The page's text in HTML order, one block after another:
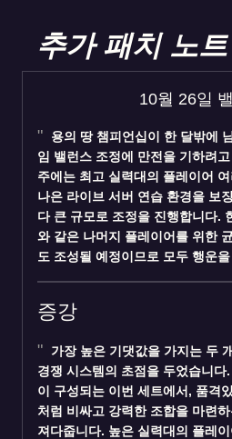
추가 패치 노트
10월 26일
용의 땅 챔피언십이 한 달밖에
임 밸런스 조정에 만전을 기하려
주에는 최고 실력대의 플레이어
나은 라이브 서버 연습 환경을 보
다 큰 규모로 조정을 진행합니다.
와 같은 나머지 플레이어를 위한
도 조성될 예정이므로 모두 행운
증강
가장 높은 기댓값을 가지는 두
경쟁 시스템의 초점을 두었습니
이 구성되는 이번 세트에서, 품격
처럼 비싸고 강력한 조합을 마련
져다줍니다. 높은 실력대의 플레